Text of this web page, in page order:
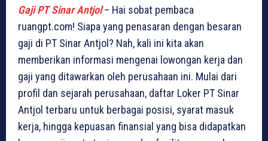
Gaji PT Sinar Antjol– Hai sobat pembaca
ruangpt.com! Siapa yang penasaran dengan besaran
gaji di PT Sinar Antjol? Nah, kali ini kita akan
memberikan informasi mengenai lowongan kerja dan
gaji yang ditawarkan oleh perusahaan ini. Mulai dari
profil dan sejarah perusahaan, daftar Loker PT Sinar
Antjol terbaru untuk berbagai posisi, syarat masuk
kerja, hingga kepuasan finansial yang bisa didapatkan